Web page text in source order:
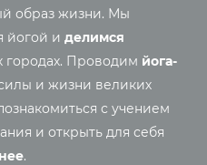
Энциклопедия йоги
Саморазвитие
Реинкарнация
Основы йоги
Медитация
Шаткармы
Пранаяма
образ жизни. Мы
йогой и делимся
городах. Проводим йога-
и жизни великих
с учением
и открыть для себя
.